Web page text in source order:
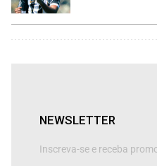
NEWSLETTER
Inscreva-se e receba